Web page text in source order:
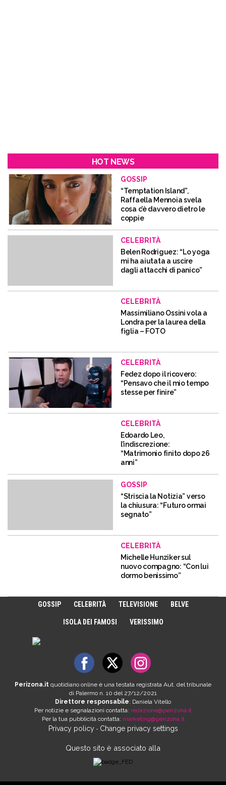
HOT NEWS
GOSSIP
“Temptation Island”,
Raffaella Mennoia svela
cosa c’è davvero dietro le
coppie
CELEBRITÀ
Belen Rodriguez: “Lo yoga
mi ha aiutata a uscire
dagli attacchi di panico”
CELEBRITÀ
Massimiliano Ossini vola a
Londra per la laurea della
figlia – FOTO
CELEBRITÀ
Fedez dopo il ricovero:
“Pensavo che il mio tempo
stesse per finire”
CELEBRITÀ
Edoardo Leo,
l’indiscrezione:
“Matrimonio finito dopo 26
anni”
GOSSIP
“Striscia la Notizia” verso
la chiusura: “Futuro ormai
segnato”
CELEBRITÀ
Michelle Hunziker sul
nuovo compagno: “Con lui
dormo benissimo”
GOSSIP CELEBRITÀ TELEVISIONE BELVE
ISOLA DEI FAMOSI VERISSIMO
Perizona.it quotidiano online è una testata registrata Aut. del tribunale
di Palermo n. 10 del 27/12/2021
Direttore responsabile: Daniela Vitello
Per notizie e segnalazioni contatta: redazione@perizona.it
Per la tua pubblicità contatta: marketing@perizona.it
Privacy policy- Change privacy settings
Questo sito è associato alla